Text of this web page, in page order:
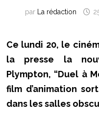
par La rédaction
Ce lundi 20, le
la presse la
Plympton, “Duel à
film d’animation
dans les salles